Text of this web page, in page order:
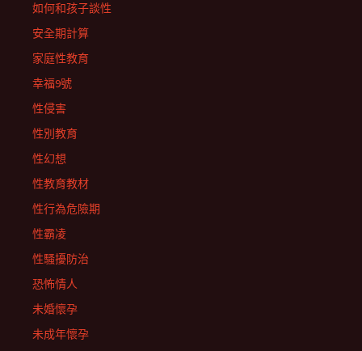
如何和孩子談性
安全期計算
家庭性教育
幸福9號
性侵害
性別教育
性幻想
性教育教材
性行為危險期
性霸凌
性騷擾防治
恐怖情人
未婚懷孕
未成年懷孕